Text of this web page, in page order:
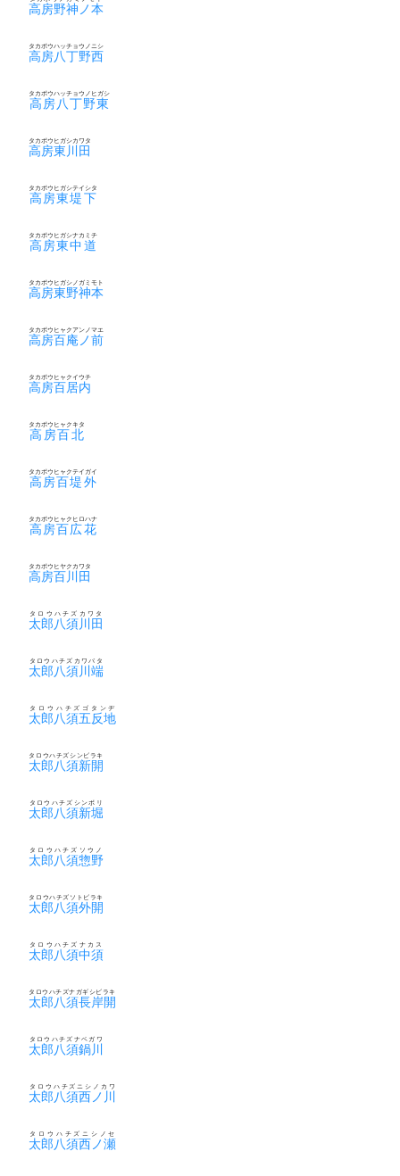
高房野神ノ本
高房八丁野西
タカボウハッチョウノニシ
高房八丁野東
タカボウハッチョウノヒガシ
高房東川田
タカボウヒガシカワタ
高房東堤下
タカボウヒガシテイシタ
高房東中道
タカボウヒガシナカミチ
高房東野神本
タカボウヒガシノガミモト
高房百庵ノ前
タカボウヒャクアンノマエ
高房百居内
タカボウヒャクイウチ
高房百北
タカボウヒャクキタ
高房百堤外
タカボウヒャクテイガイ
高房百広花
タカボウヒャクヒロハナ
高房百川田
タカボウヒヤクカワタ
太郎八須川田
タロウハチズカワタ
太郎八須川端
タロウハチズカワバタ
太郎八須五反地
タロウハチズゴタンヂ
太郎八須新開
タロウハチズシンビラキ
太郎八須新堀
タロウハチズシンボリ
太郎八須惣野
タロウハチズソウノ
太郎八須外開
タロウハチズソトビラキ
太郎八須中須
タロウハチズナカス
太郎八須長岸開
タロウハチズナガギシビラキ
太郎八須鍋川
タロウハチズナベガワ
太郎八須西ノ川
タロウハチズニシノカワ
太郎八須西ノ瀬
タロウハチズニシノセ